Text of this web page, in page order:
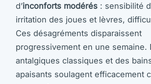
d’inconforts modérés : sensibilité
irritation des joues et lèvres,
Ces désagréments disparaissent
progressivement en une semaine.
antalgiques classiques et des
apaisants soulagent efficacement